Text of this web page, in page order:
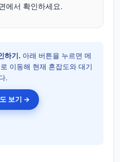
에서 확인하세요.
하기. 아래 버튼을 누르면 메
이동해 현재 혼잡도와 대기
.
보기 →